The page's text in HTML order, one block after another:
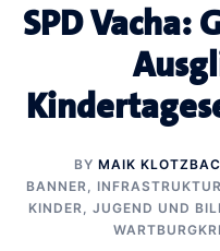
SPD Vacha:
BY MAIK
BANNER,
KINDER, JUGEND UND